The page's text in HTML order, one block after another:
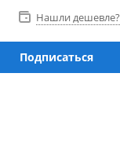
Нашли дешевле?
Подписаться